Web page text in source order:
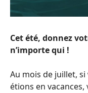
Cet été, donnez
n’importe qui !
Au mois de juillet,
étions en